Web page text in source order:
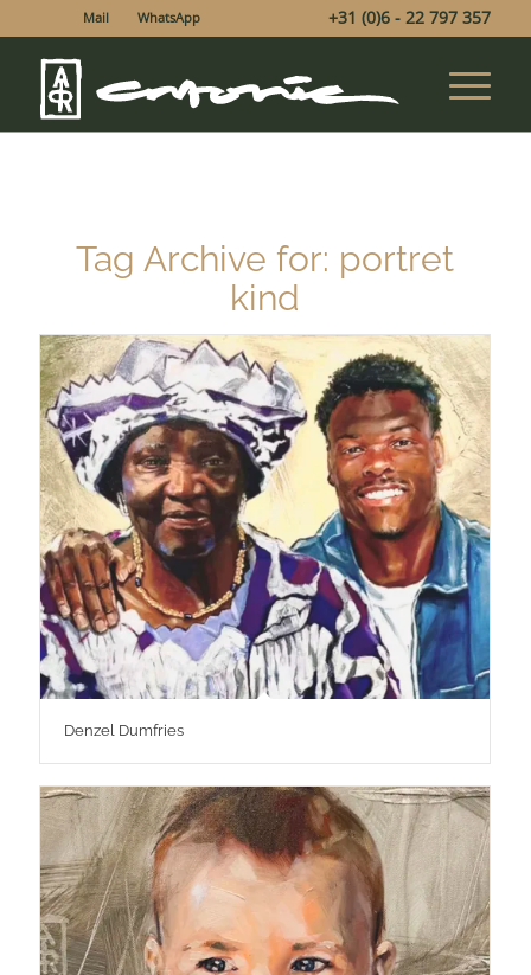
Mail WhatsApp +31 (0)6 - 22 797 357
Tag Archive for: portret
kind
Denzel Dumfries